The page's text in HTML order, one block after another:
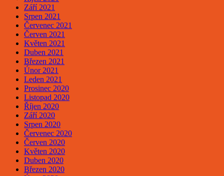
Září 2021
Srpen 2021
Červenec 2021
Červen 2021
Květen 2021
Duben 2021
Březen 2021
Únor 2021
Leden 2021
Prosinec 2020
Listopad 2020
Říjen 2020
Září 2020
Srpen 2020
Červenec 2020
Červen 2020
Květen 2020
Duben 2020
Březen 2020